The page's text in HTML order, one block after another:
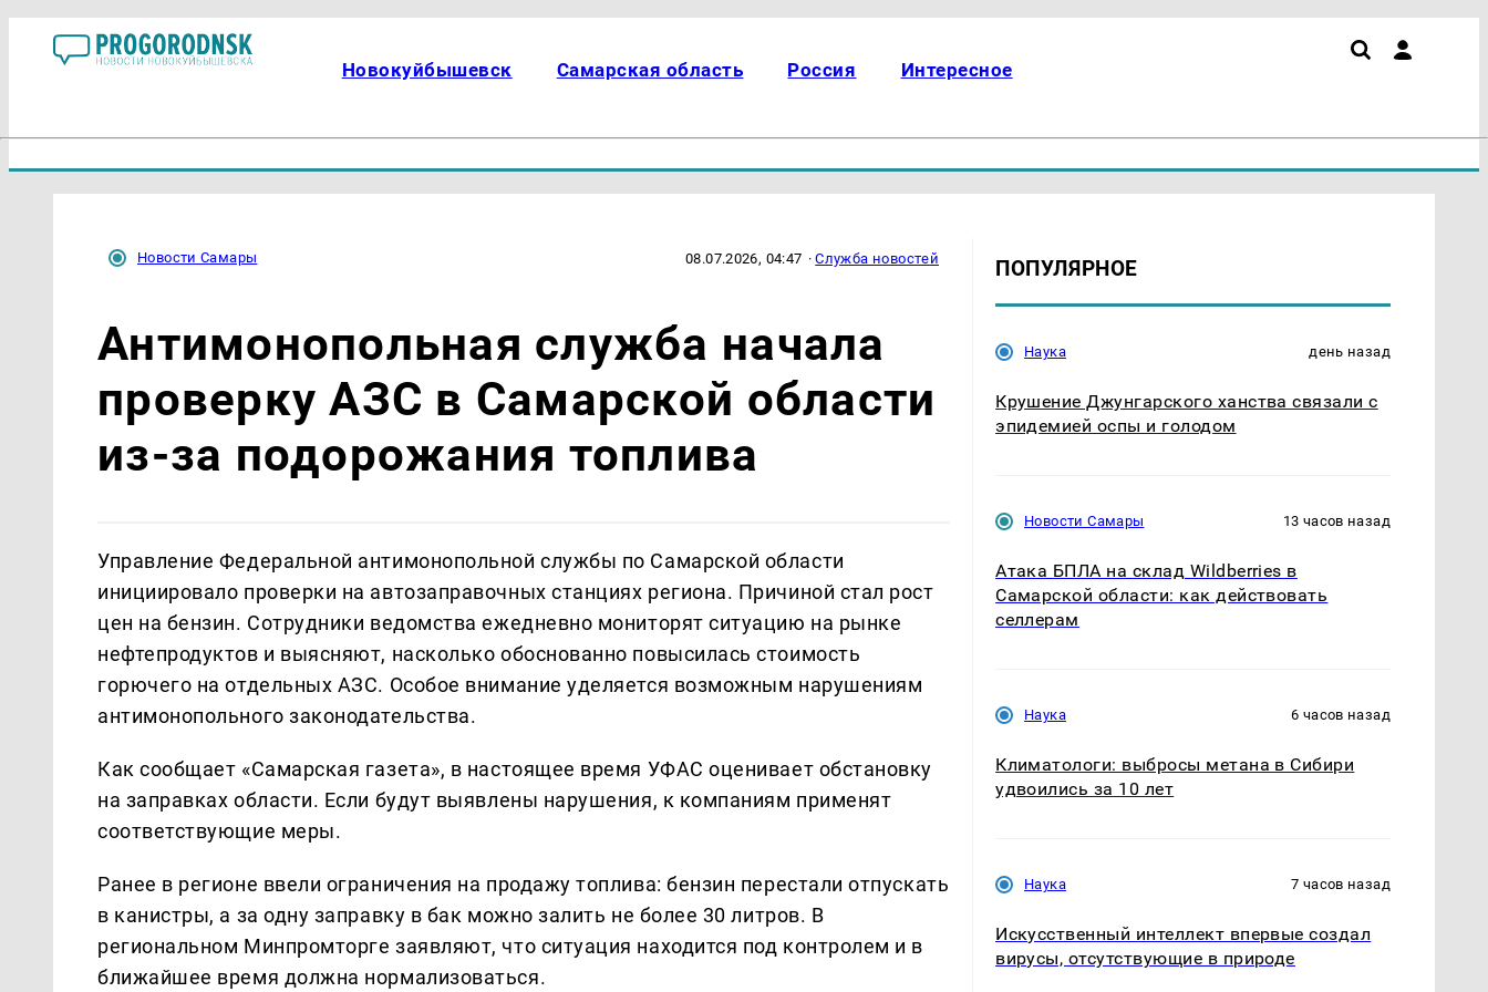
Новокуйбышевск Самарская область Россия Интересное
Новости Самары 08.07.2026, 04:47 ·Служба новостей
Антимонопольная служба начала
проверку АЗС в Самарской области
из-за подорожания топлива
Управление Федеральной антимонопольной службы по Самарской области
инициировало проверки на автозаправочных станциях региона. Причиной стал рост
цен на бензин. Сотрудники ведомства ежедневно мониторят ситуацию на рынке
нефтепродуктов и выясняют, насколько обоснованно повысилась стоимость
горючего на отдельных АЗС. Особое внимание уделяется возможным нарушениям
антимонопольного законодательства.
Как сообщает «Самарская газета», в настоящее время УФАС оценивает обстановку
на заправках области. Если будут выявлены нарушения, к компаниям применят
соответствующие меры.
Ранее в регионе ввели ограничения на продажу топлива: бензин перестали отпускать
в канистры, а за одну заправку в бак можно залить не более 30 литров. В
региональном Минпромторге заявляют, что ситуация находится под контролем и в
ближайшее время должна нормализоваться.
ПОПУЛЯРНОЕ
Наука день назад
Крушение Джунгарского ханства связали с
эпидемией оспы и голодом
Новости Самары 13 часов назад
Атака БПЛА на склад Wildberries в
Самарской области: как действовать
селлерам
Наука 6 часов назад
Климатологи: выбросы метана в Сибири
удвоились за 10 лет
Наука 7 часов назад
Искусственный интеллект впервые создал
вирусы, отсутствующие в природе